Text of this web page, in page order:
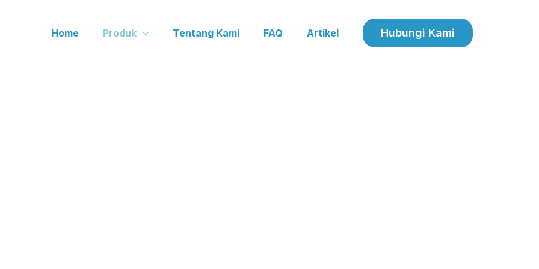
Home Produk Tentang Kami FAQ Artikel Hubungi Kami